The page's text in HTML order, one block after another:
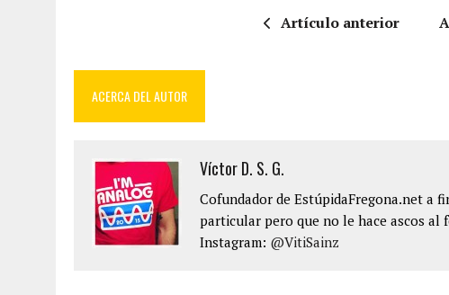
Artículo anterior
ACERCA DEL AUTOR
Víctor D. S. G.
Cofundador de EstúpidaFregona.net a
particular pero que no le hace ascos
Instagram: @VitiSainz